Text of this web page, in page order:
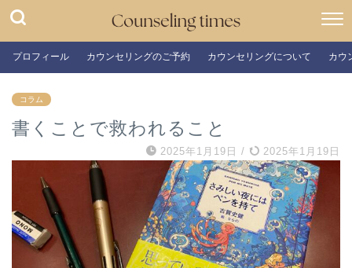
プロフィール カウンセリングのご予約 カウンセリングについて カウ
コラム
書くことで救われること
2025年1月19日 / 2025年1月19日